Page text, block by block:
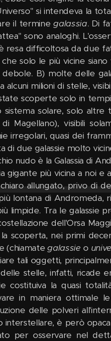
si intendeva la
il terminegalassia. Di
sono analoghi.
resa difficoltosa da due
solo le più vicine siano
B) molte delle
alcuni milioni di stelle,
scoperte solo in
sistema solare, solo altre
Magellano), visibili
irregolari, quasi dei
di due galassie molto
nudo è la Galassia di
gigante più vicina a noi
allungato, privo di
lontana di Andromeda,
limpide. Tra le galassie
dell'Orsa
scoperta, nei primi
(chiamategalassieo
tali oggetti,
stelle, infatti, ricade
costituiva la quasi
in maniera ottimale
delle polveri
interstellare, è però
per osservare nel